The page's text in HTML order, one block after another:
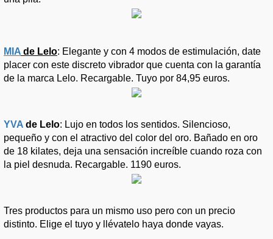
MIA de Lelo: Elegante y con 4 modos de estimulación, date
placer con este discreto vibrador que cuenta con la garantía
de la marca Lelo. Recargable. Tuyo por 84,95 euros.
YVA de Lelo: Lujo en todos los sentidos. Silencioso,
pequeño y con el atractivo del color del oro. Bañado en oro
de 18 kilates, deja una sensación increíble cuando roza con
la piel desnuda. Recargable. 1190 euros.
Tres productos para un mismo uso pero con un precio
distinto. Elige el tuyo y llévatelo haya donde vayas.